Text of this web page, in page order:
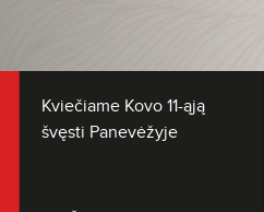
Kviečiame Kovo 11-ąją
švęsti Panevėžyje